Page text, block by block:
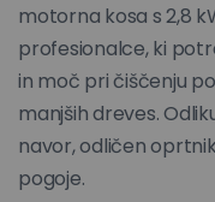
motorna kosa s 2,8
profesionalce, ki
in moč pri čiščenju
manjših dreves.
navor, odličen
pogoje.